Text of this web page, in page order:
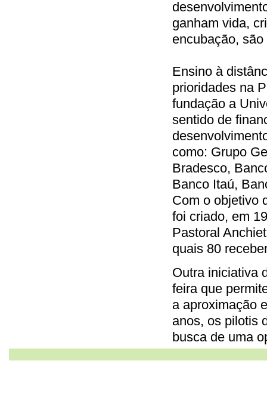
ganham vida,
encubação,
Ensino à
prioridades na
fundação a
sentido de
como: Grupo
Bradesco,
Banco Itaú,
Com o objetivo
foi criado, em
Pastoral
quais 80
Outra iniciativa
feira que
a aproximação
anos, os pilotis
busca de uma